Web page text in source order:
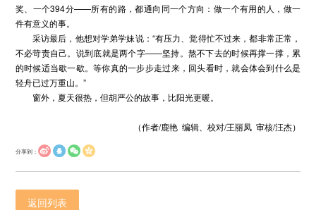
奖、一个394分——所有的路，都通向同一个方向：做一个有用的人，做一
件有意义的事。
采访最后，他想对学弟学妹说：“有压力、觉得忙不过来，都非常正常，
不必苛责自己。说到底就是两个字——坚持。熬不下去的时候再撑一撑，累
的时候适当歇一歇。等你真的一步步走过来，回头看时，就会体会到什么是
轻舟已过万重山。”
窗外，夏天很热，但胡严公的故事，比阳光更暖。
（作者/鹿艳 编辑、校对/王丽凤 审核/汪杰）
分享到：
返回列表